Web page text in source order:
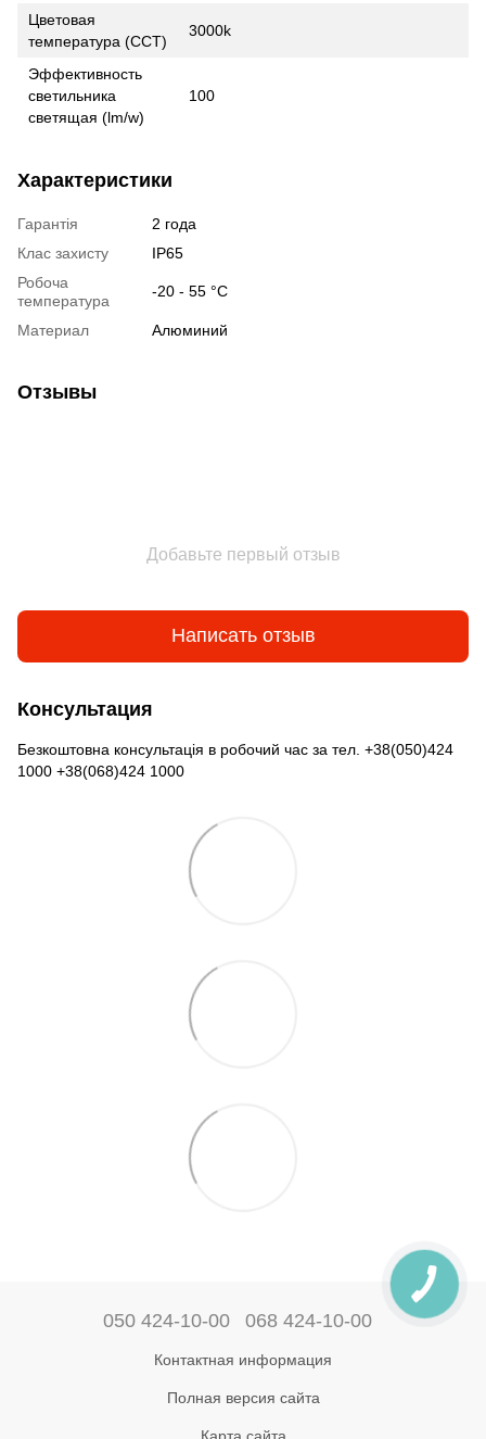
Цветовая
температура (CCT)
3000k
Эффективность
светильника
светящая (lm/w)
100
Характеристики
Гарантія
2 года
Клас захисту
IP65
Робоча
температура
-20 - 55 °С
Материал Алюминий
Отзывы
Добавьте первый отзыв
Написать отзыв
Консультация
Безкоштовна консультація в робочий час за тел. +38(050)424
1000 +38(068)424 1000
050 424-10-00 068 424-10-00
Контактная информация
Полная версия сайта
Карта сайта